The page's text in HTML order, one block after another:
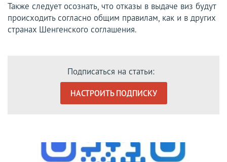
Также следует осознать, что отказы в выдаче виз будут
происходить согласно общим правилам, как и в других
странах Шенгенского соглашения.
Подписаться на статьи:
НАСТРОИТЬ ПОДПИСКУ